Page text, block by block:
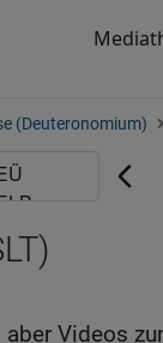
(Deuteronomium)
Videos